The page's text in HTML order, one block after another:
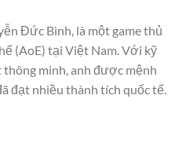
Đức Bình, là một game thủ
(AoE) tại Việt Nam. Với kỹ
minh, anh được mệnh
đạt nhiều thành tích quốc tế.